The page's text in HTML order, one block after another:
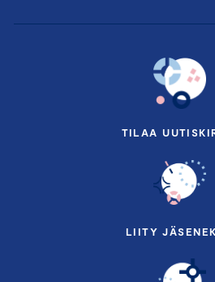
TILAA
LIITY